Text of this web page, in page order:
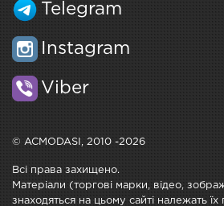
Telegram
Instagram
Viber
© ACMODASI, 2010 -2026
Всі права захищено.
Матеріали (торгові марки, відео,
знаходяться на цьому сайті належать